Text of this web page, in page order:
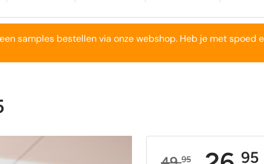
Natuursteen
Terrazzo
Beige
Rood
Natuursteenlook
Vintage wandtegels
Geel
Beige
samples bestellen via onze webshop. Heb je met spoed
95 95